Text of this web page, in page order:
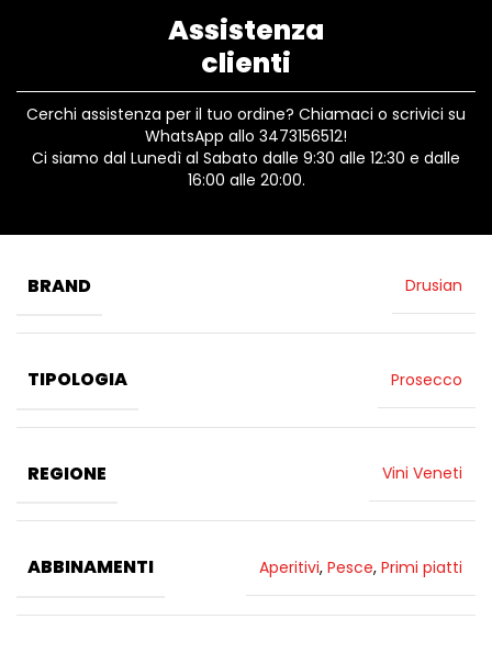
Assistenza
clienti
Cerchi assistenza per il tuo ordine? Chiamaci o scrivici su
WhatsApp allo 3473156512!
Ci siamo dal Lunedì al Sabato dalle 9:30 alle 12:30 e dalle
16:00 alle 20:00.
BRAND Drusian
TIPOLOGIA Prosecco
REGIONE Vini Veneti
ABBINAMENTI Aperitivi, Pesce, Primi piatti